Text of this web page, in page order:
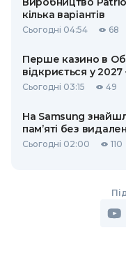
кілька варіантів
Сьогодні 04:54 68
Перше казино в
відкриється у
Сьогодні 03:15 49
На Samsung
пам’яті без
Сьогодні 02:00 110